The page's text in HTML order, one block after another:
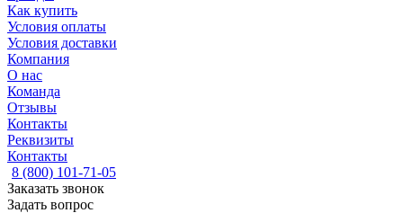
Как купить
Условия оплаты
Условия доставки
Компания
О нас
Команда
Отзывы
Контакты
Реквизиты
Контакты
8 (800) 101-71-05
Заказать звонок
Задать вопрос